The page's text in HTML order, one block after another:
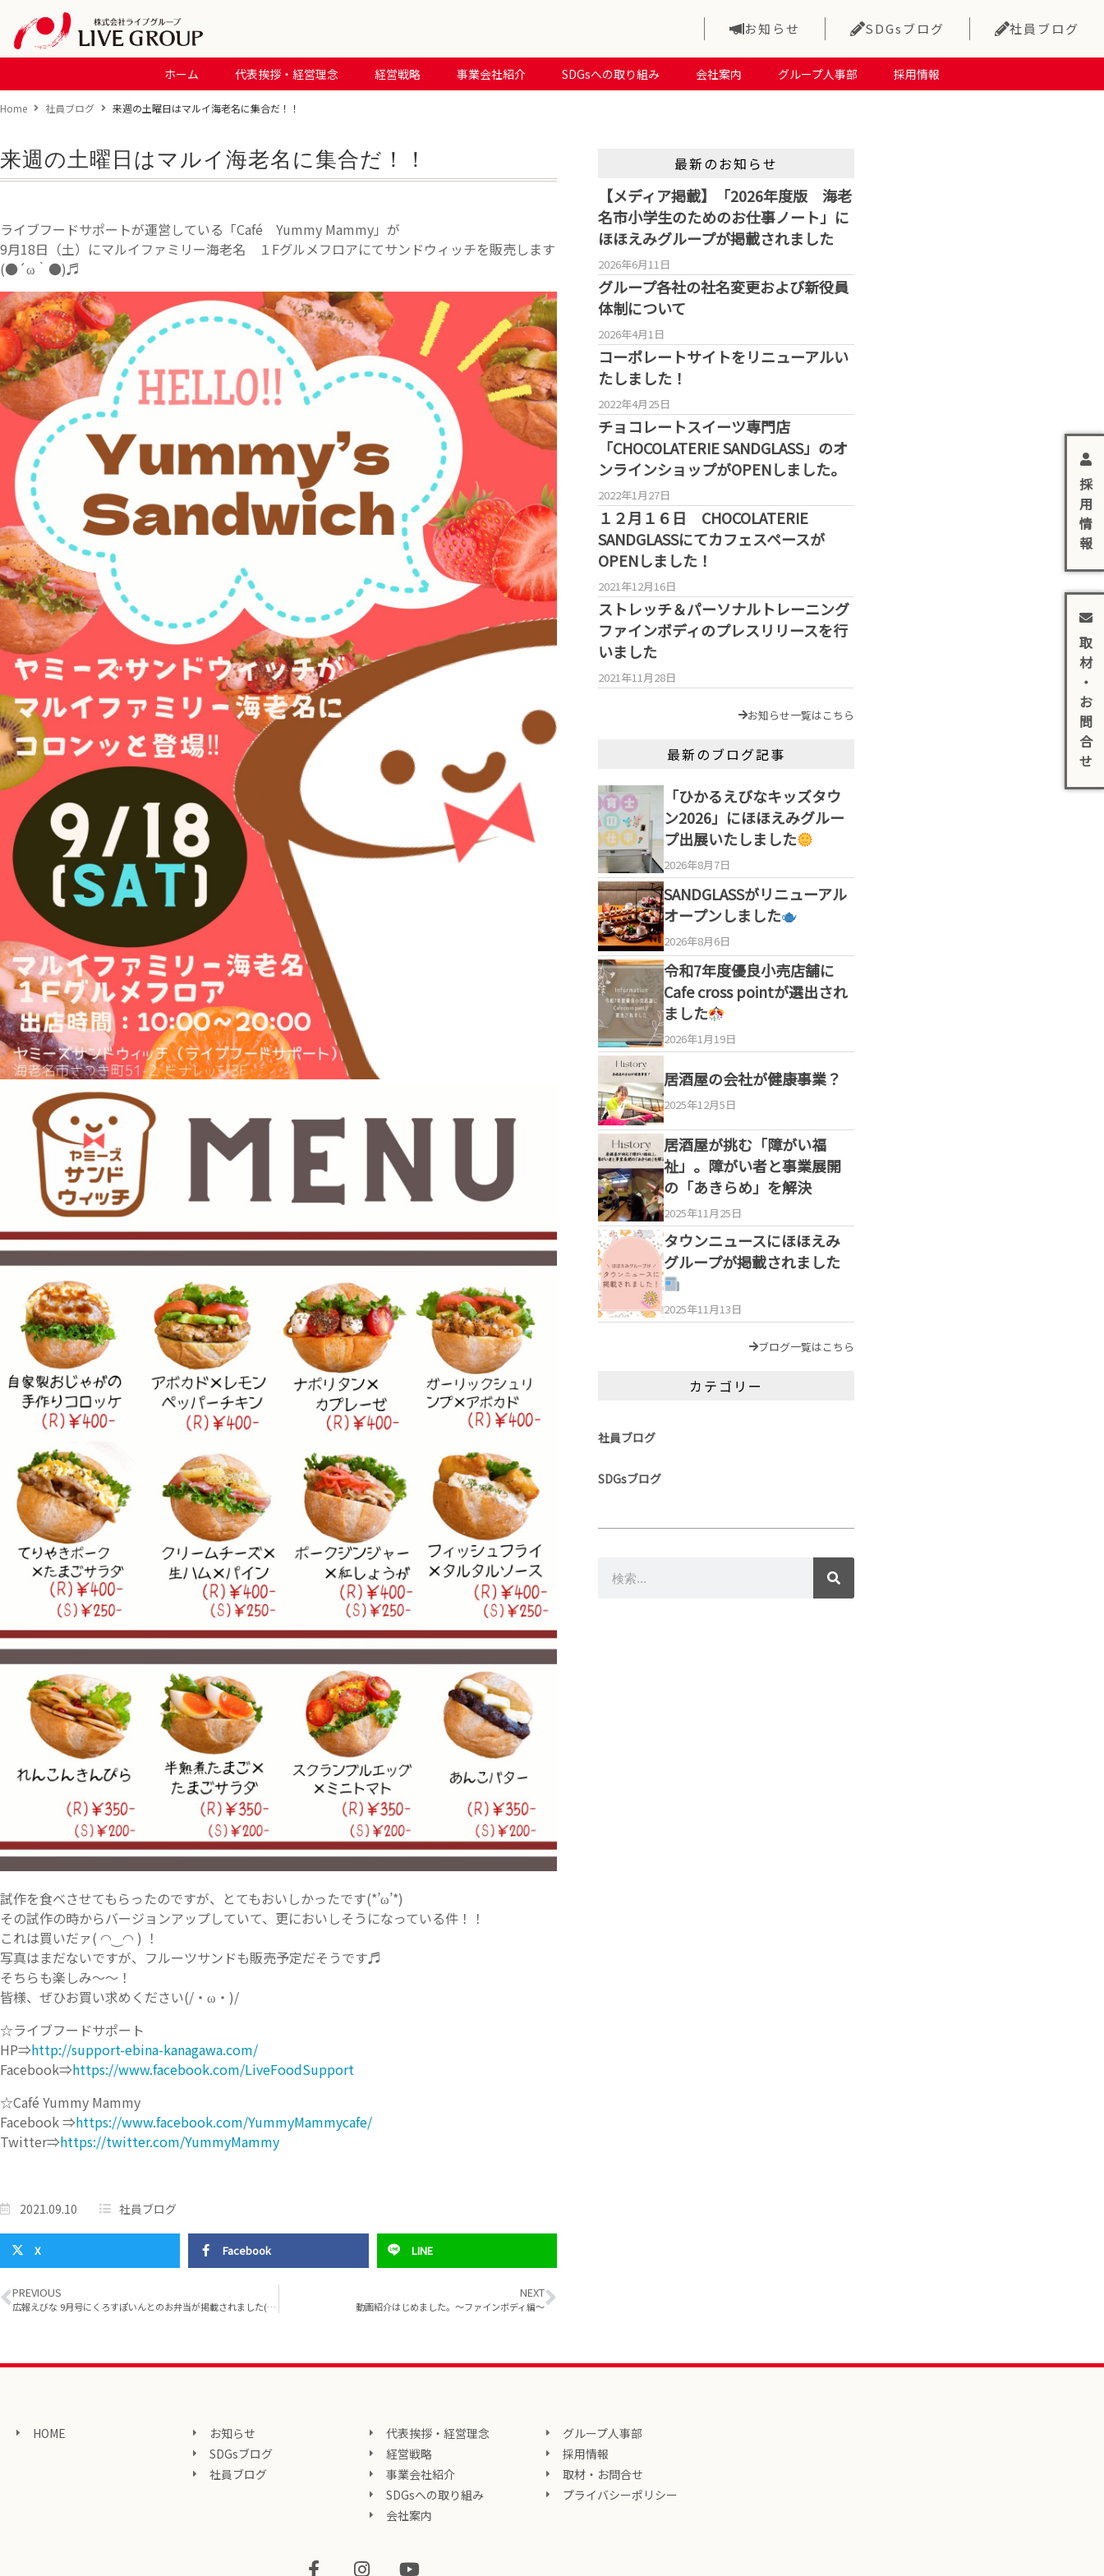
お知らせ SDGsブログ 社員ブログ
ホーム 代表挨拶・経営理念 経営戦略 事業会社紹介 SDGsへの取り組み 会社案内 グループ人事部 採用情報
採
用
情
報
取
材
・
お
問
合
せ
Home 社員ブログ 来週の土曜日はマルイ海老名に集合だ！！
来週の土曜日はマルイ海老名に集合だ！！
ライブフードサポートが運営している「Café Yummy Mammy」が
9月18日（土）にマルイファミリー海老名 １Fグルメフロアにてサンドウィッチを販売します
(●´ω｀●)♬
試作を食べさせてもらったのですが、とてもおいしかったです(*’ω’*)
その試作の時からバージョンアップしていて、更においしそうになっている件！！
これは買いだァ( ◠‿◠ ) ！
写真はまだないですが、フルーツサンドも販売予定だそうです♬
そちらも楽しみ～～！
皆様、ぜひお買い求めください(/・ω・)/
☆ライブフードサポート
HP⇒http://support-ebina-kanagawa.com/
Facebook⇒https://www.facebook.com/LiveFoodSupport
☆Café Yummy Mammy
Facebook ⇒https://www.facebook.com/YummyMammycafe/
Twitter⇒https://twitter.com/YummyMammy
2021.09.10 社員ブログ
X Facebook LINE
PREVIOUS
広報えびな 9月号にくろすぽいんとのお弁当が掲載されました(^^)/
NEXT
動画紹介はじめました。～ファインボディ編～
最新のお知らせ
【メディア掲載】「2026年度版 海老
名市小学生のためのお仕事ノート」に
ほほえみグループが掲載されました
2026年6月11日
グループ各社の社名変更および新役員
体制について
2026年4月1日
コーポレートサイトをリニューアルい
たしました！
2022年4月25日
チョコレートスイーツ専門店
「CHOCOLATERIE SANDGLASS」のオ
ンラインショップがOPENしました。
2022年1月27日
１２月１６日 CHOCOLATERIE
SANDGLASSにてカフェスペースが
OPENしました！
2021年12月16日
ストレッチ＆パーソナルトレーニング
ファインボディのプレスリリースを行
いました
2021年11月28日
お知らせ一覧はこちら
最新のブログ記事
「ひかるえびなキッズタウ
ン2026」にほほえみグルー
プ出展いたしました
2026年8月7日
SANDGLASSがリニューアル
オープンしました
2026年8月6日
令和7年度優良小売店舗に
Cafe cross pointが選出され
ました
2026年1月19日
居酒屋の会社が健康事業？
2025年12月5日
居酒屋が挑む「障がい福
祉」。障がい者と事業展開
の「あきらめ」を解決
2025年11月25日
タウンニュースにほほえみ
グループが掲載されました
2025年11月13日
ブログ一覧はこちら
カテゴリー
社員ブログ
SDGsブログ
HOME
お知らせ
SDGsブログ
社員ブログ
代表挨拶・経営理念
経営戦略
事業会社紹介
SDGsへの取り組み
会社案内
グループ人事部
採用情報
取材・お問合せ
プライバシーポリシー